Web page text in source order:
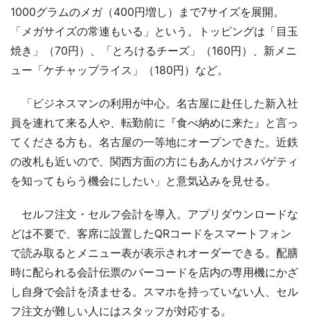
1000グラムのメガ（400円増し）まで7サイズを展開。
「メガサイズの常連もいる」という。トッピングは「目玉
焼き」（70円）、「とろけるチーズ」（160円）、新メニ
ュー「ケチャップライス」（180円）など。
「ビジネスマンの利用が中心。名古屋に赴任した新入社
員を連れて来る人や、転勤前に『食べ納めに来た』と言っ
てくださる方も。名古屋の一等地にオープンできた。近鉄
の改札も近いので、関西方面の方にもあんかけスパゲティ
を知ってもらう機会にしたい」と意気込みを見せる。
セルフ注文・セルフ会計を導入。アプリダウンロードな
どは不要で、客席に設置したQRコードをスマートフォン
で読み取るとメニュー表が表示されオーダーできる。配膳
時に配られる会計伝票のバーコードを店内の専用機にかざ
し自身で会計を済ませる。スマホを持っていない人、セル
フ注文が難しい人にはスタッフが対応する。